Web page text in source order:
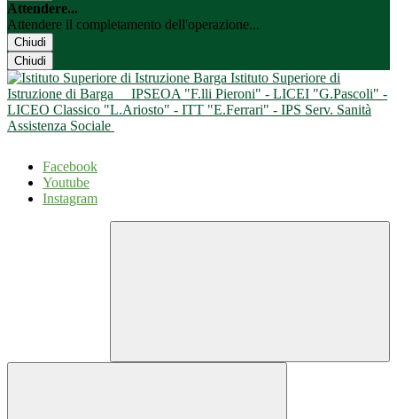
Attendere...
Attendere il completamento dell'operazione...
Chiudi
Chiudi
Istituto Superiore di
Istruzione di Barga
IPSEOA "F.lli Pieroni" - LICEI "G.Pascoli" -
LICEO Classico "L.Ariosto" - ITT "E.Ferrari" - IPS Serv. Sanità
Assistenza Sociale
Facebook
Youtube
Instagram